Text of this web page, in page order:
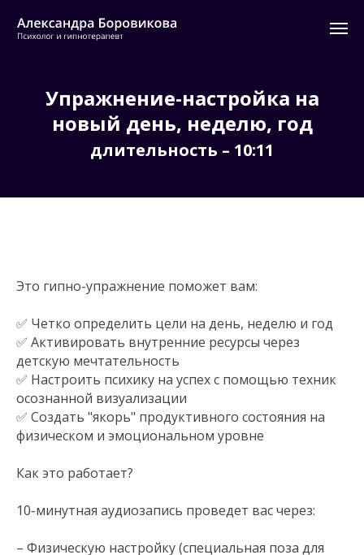
Упражнение-настройка на
новый день, неделю, год
длительность – 10:11
Это гипно-упражнение поможет вам:
✅ Четко определить цели на день, неделю и год
✅ Активировать внутренние ресурсы через
детскую мечтательность
✅ Настроить психику на успех с помощью техник
осознанной визуализации
✅ Создать "якорь" продуктивного состояния на
физическом и эмоциональном уровне
Как это работает?
10-минутная аудиозапись проведет вас через:
– Физическую настройку (специальная поза для